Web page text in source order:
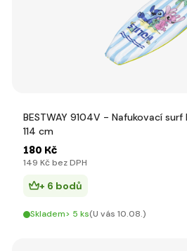
BESTWAY 9104V - Nafukovací
114 cm
180 Kč
149 Kč bez DPH
+ 6 bodů
Skladem> 5 ks(U vás 10.08.)